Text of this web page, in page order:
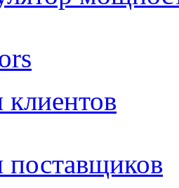
поставщиков